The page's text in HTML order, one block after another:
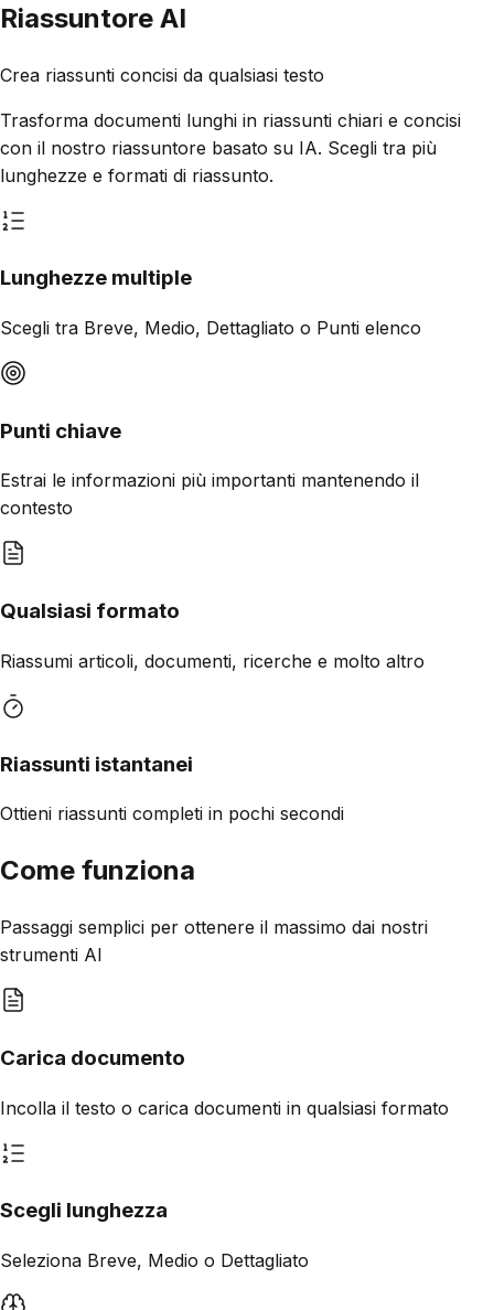
Riassuntore AI
Crea riassunti concisi da qualsiasi testo
Trasforma documenti lunghi in riassunti chiari e concisi
con il nostro riassuntore basato su IA. Scegli tra più
lunghezze e formati di riassunto.
Lunghezze multiple
Scegli tra Breve, Medio, Dettagliato o Punti elenco
Punti chiave
Estrai le informazioni più importanti mantenendo il
contesto
Qualsiasi formato
Riassumi articoli, documenti, ricerche e molto altro
Riassunti istantanei
Ottieni riassunti completi in pochi secondi
Come funziona
Passaggi semplici per ottenere il massimo dai nostri
strumenti AI
Carica documento
Incolla il testo o carica documenti in qualsiasi formato
Scegli lunghezza
Seleziona Breve, Medio o Dettagliato